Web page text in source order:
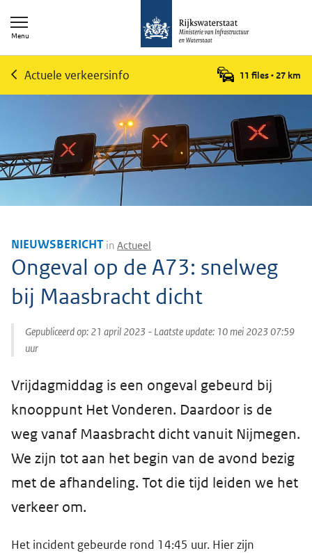
Menu
Actuele verkeersinfo 11 files•27 km
NIEUWSBERICHT in Actueel
Ongeval op de A73: snelweg
bij Maasbracht dicht
Gepubliceerd op: 21 april 2023 - Laatste update: 10 mei 2023 07:59
uur
Vrijdagmiddag is een ongeval gebeurd bij
knooppunt Het Vonderen. Daardoor is de
weg vanaf Maasbracht dicht vanuit Nijmegen.
We zijn tot aan het begin van de avond bezig
met de afhandeling. Tot die tijd leiden we het
verkeer om.
Het incident gebeurde rond 14:45 uur. Hier zijn